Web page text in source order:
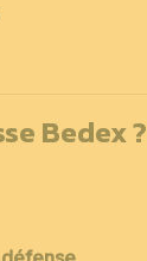
Bedex ?